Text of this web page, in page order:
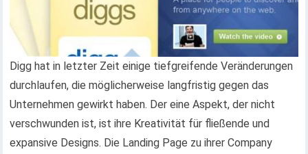
Digg hat in letzter Zeit einige tiefgreifende Veränderungen
durchlaufen, die möglicherweise langfristig gegen das
Unternehmen gewirkt haben. Der eine Aspekt, der nicht
verschwunden ist, ist ihre Kreativität für fließende und
expansive Designs. Die Landing Page zu ihrer Company